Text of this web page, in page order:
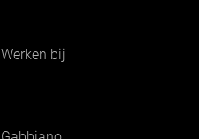
Werken bij